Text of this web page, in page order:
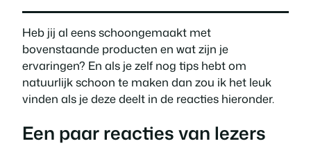
Heb jij al eens schoongemaakt met
bovenstaande producten en wat zijn je
ervaringen? En als je zelf nog tips hebt om
natuurlijk schoon te maken dan zou ik het leuk
vinden als je deze deelt in de reacties hieronder.
Een paar reacties van lezers